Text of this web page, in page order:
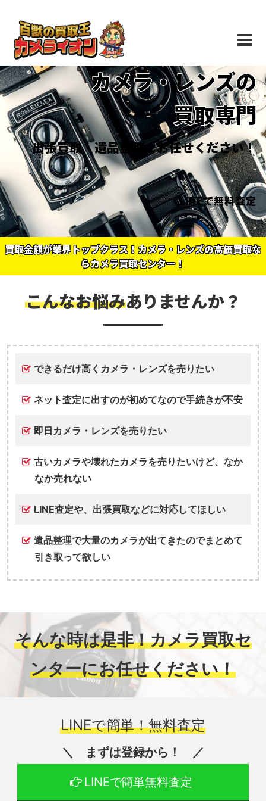
カメラ・レンズの
買取専門
出張買取・遺品整理、お任せください！
LINEで無料査定
買取金額が業界トップクラス！カメラ・レンズの高価買取な
らカメラ買取センター！
こんなお悩みありませんか？
できるだけ高くカメラ・レンズを売りたい
ネット査定に出すのが初めてなので手続きが不安
即日カメラ・レンズを売りたい
古いカメラや壊れたカメラを売りたいけど、なか
なか売れない
LINE査定や、出張買取などに対応してほしい
遺品整理で大量のカメラが出てきたのでまとめて
引き取って欲しい
そんな時は是非！カメラ買取セ
ンターにお任せください！
LINEで簡単！無料査定
＼ まずは登録から！ ／
LINEで簡単無料査定